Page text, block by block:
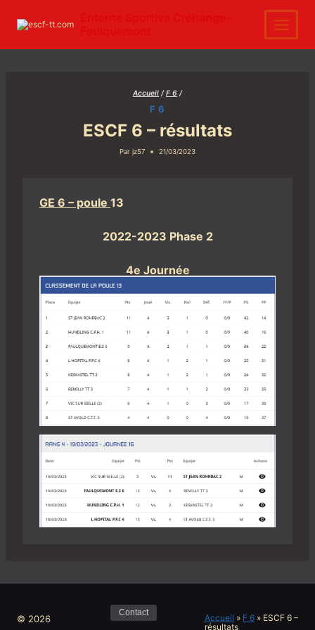
contenu
Accueil / F 6 /
F 6
ESCF 6 – résultats
Par jz57 21/03/2023
GE 6 – poule 13
2022-2023 Phase 2
4e Journée
© 2026
Contact
Accueil » F 6 »ESCF 6 –
résultats